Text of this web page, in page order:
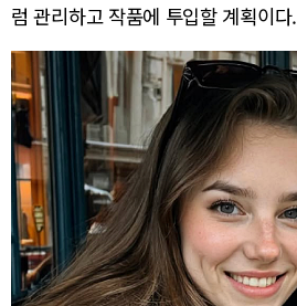
럼 관리하고 작품에 투입할 계획이다.